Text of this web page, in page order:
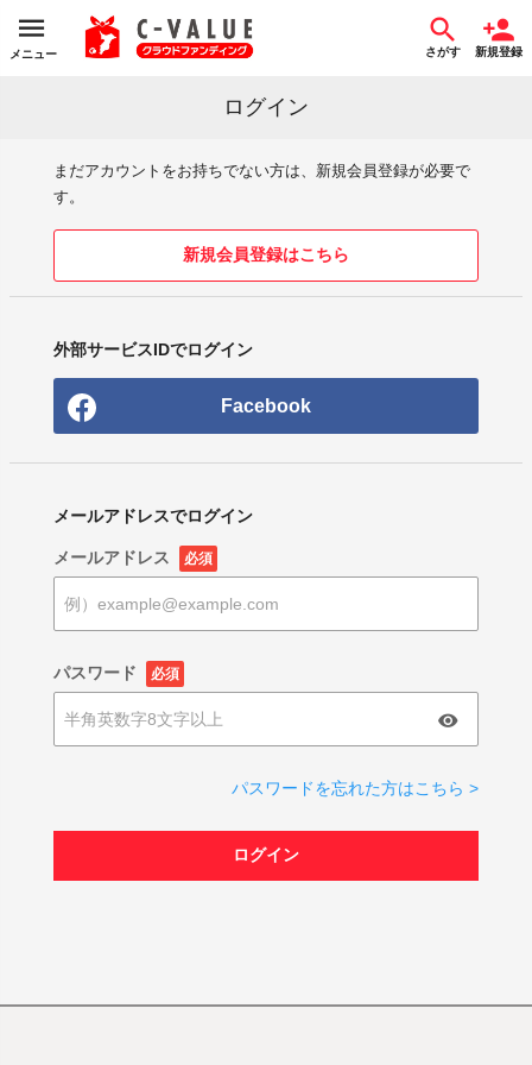
メニュー さがす 新規登録
ログイン
まだアカウントをお持ちでない方は、新規会員登録が必要で
す。
新規会員登録はこちら
外部サービスIDでログイン
Facebook
メールアドレスでログイン
メールアドレス 必須
パスワード 必須
パスワードを忘れた方はこちら >
ログイン